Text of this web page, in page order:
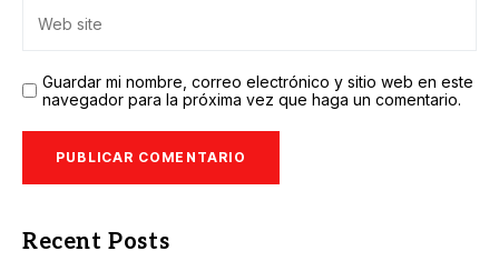
Guardar mi nombre, correo electrónico y sitio web en este
navegador para la próxima vez que haga un comentario.
Recent Posts